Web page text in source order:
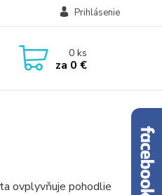
Prihlásenie
0ks
za 0 €
ovplyvňuje pohodlie